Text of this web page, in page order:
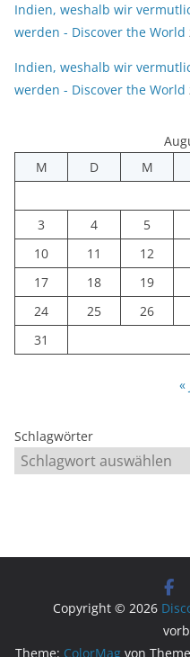
Indien, weshalb wir
werden - Discover the World
Indien, weshalb wir
werden - Discover the World
M
D M
3
4 5
10
11 12
17
18 19
24
25 26
31
«
Schlagwörter
Copyright © 2026
Theme: ColorMag von